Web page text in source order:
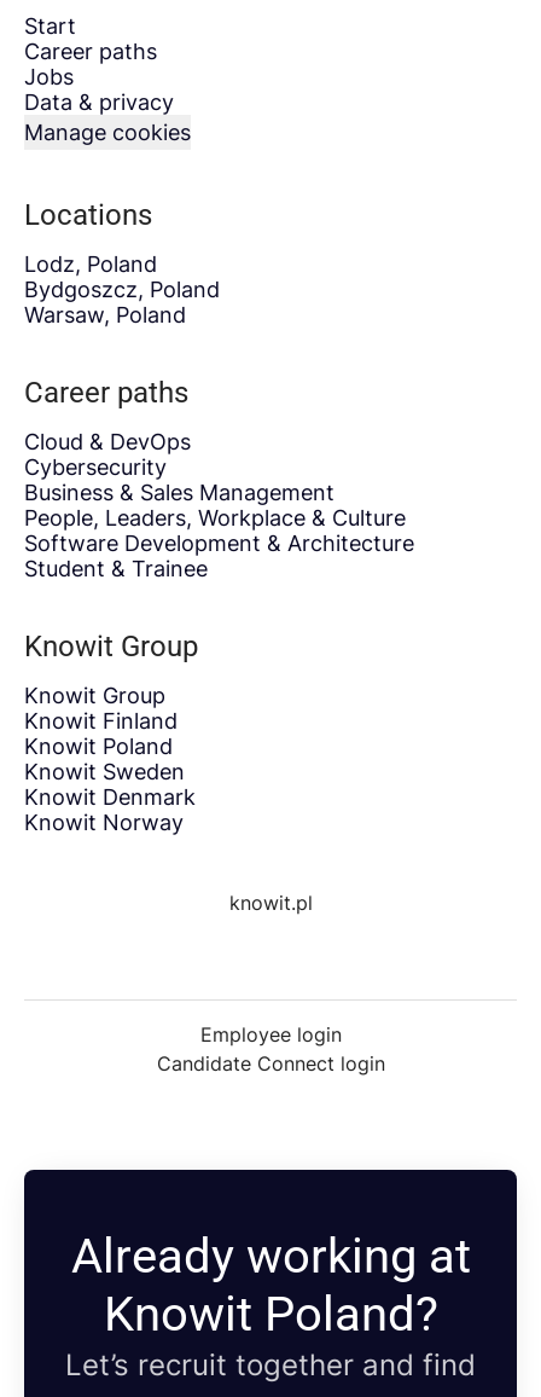
Start
Career paths
Jobs
Data & privacy
Manage cookies
Locations
Lodz, Poland
Bydgoszcz, Poland
Warsaw, Poland
Career paths
Cloud & DevOps
Cybersecurity
Business & Sales Management
People, Leaders, Workplace & Culture
Software Development & Architecture
Student & Trainee
Knowit Group
Knowit Group
Knowit Finland
Knowit Poland
Knowit Sweden
Knowit Denmark
Knowit Norway
knowit.pl
Employee login
Candidate Connect login
Already working at
Knowit Poland?
Let’s recruit together and find